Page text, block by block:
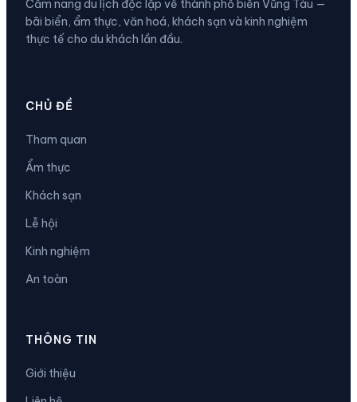
Cẩm nang du lịch độc lập về thành phố biển Vũng Tàu —
bãi biển, ẩm thực, văn hoá, khách sạn và kinh nghiệm
thực tế cho du khách lần đầu.
CHỦ ĐỀ
Tham quan
Ẩm thực
Khách sạn
Lễ hội
Kinh nghiệm
An toàn
THÔNG TIN
Giới thiệu